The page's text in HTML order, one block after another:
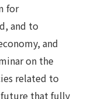
for
and to
and
on the
related to
future that fully